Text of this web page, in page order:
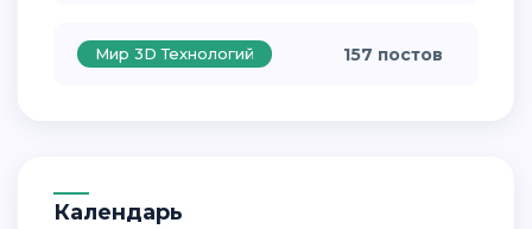
Мир 3D Технологий 157 постов
Календарь